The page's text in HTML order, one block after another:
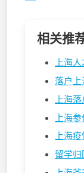
相关推
上海人
落户上
上海
上海
上海
留学